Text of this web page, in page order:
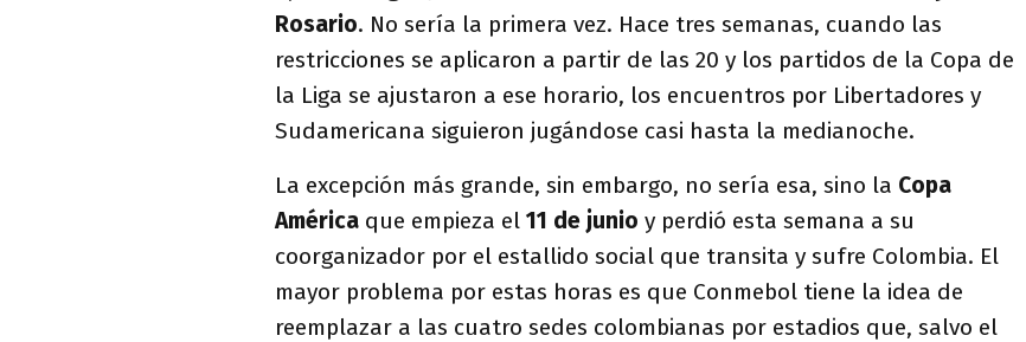
Rosario. No sería la primera vez. Hace tres semanas, cuando las
restricciones se aplicaron a partir de las 20 y los partidos de la Copa de
la Liga se ajustaron a ese horario, los encuentros por Libertadores y
Sudamericana siguieron jugándose casi hasta la medianoche.
La excepción más grande, sin embargo, no sería esa, sino la Copa
América que empieza el 11 de junio y perdió esta semana a su
coorganizador por el estallido social que transita y sufre Colombia. El
mayor problema por estas horas es que Conmebol tiene la idea de
reemplazar a las cuatro sedes colombianas por estadios que, salvo el